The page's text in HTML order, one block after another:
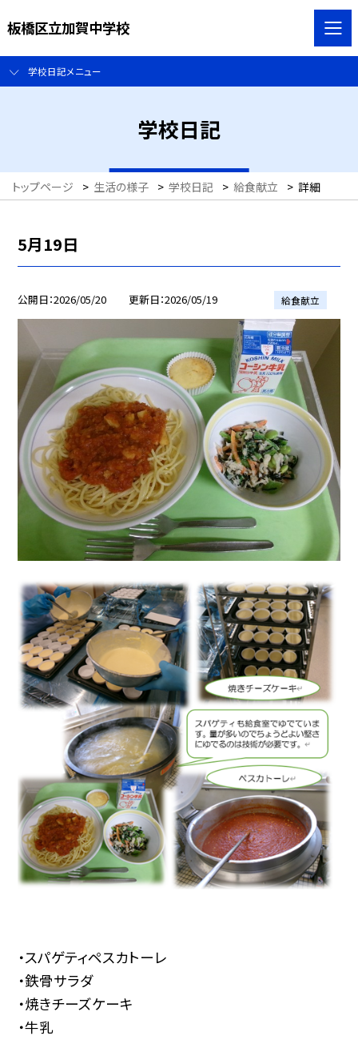
板橋区立加賀中学校
学校日記メニュー
学校日記
トップページ > 生活の様子 > 学校日記 > 給食献立 > 詳細
5月19日
公開日 2026/05/20 更新日 2026/05/19 給食献立
・スパゲティペスカトーレ
・鉄骨サラダ
・焼きチーズケーキ
・牛乳